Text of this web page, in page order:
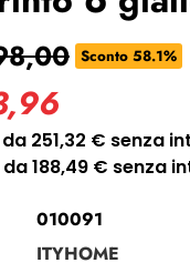
perso la password?
Sconto 58.1%
010091
ITYHOME